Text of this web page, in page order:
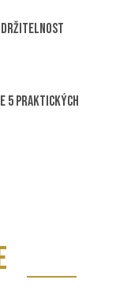
udržitelnost
5 praktických